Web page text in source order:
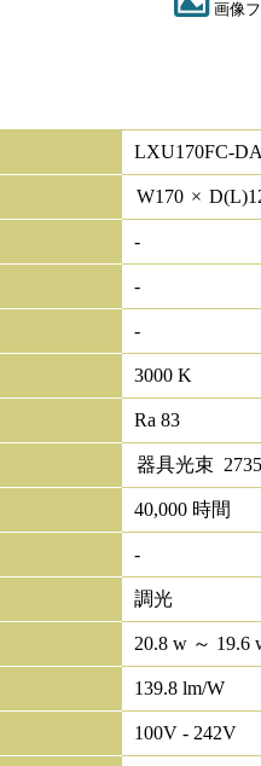
画像
LXU170FC-
W170 × D(L)
-
-
-
3000 K
Ra 83
器具光束
40,000 時間
-
調光
20.8 w ～ 19.6
139.8 lm/W
100V - 242V